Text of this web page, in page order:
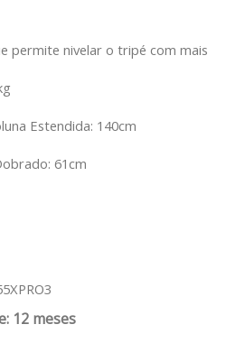
permite nivelar o tripé com mais
Estendida: 140cm
61cm
12 meses